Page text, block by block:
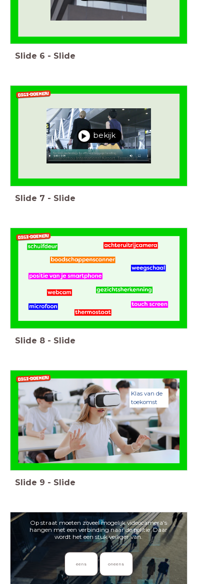
Slide 6 - Slide
bekijk
Slide 7 - Slide
Slide 8 - Slide
Klas van de
toekomst
Slide 9 - Slide
Op straat moeten zoveel mogelijk videocamera’s
hangen met een verbinding naar de politie. Daar
wordt het een stuk veiliger van.
eens oneens